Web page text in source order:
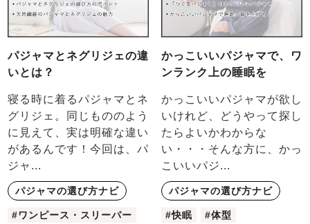
パジャマとネグリジェの違
いとは？
寝る時に着るパジャマとネ
グリジェ。同じもののよう
に見えて、実は明確な違い
があるんです！今回は、パ
ジャ...
パジャマの選び方ナビ
#ワンピース・スリーパー
かっこいいパジャマで、ワ
ンランク上の睡眠を
かっこいいパジャマが欲し
いけれど、どうやって探し
たらよいかわからな
い・・・そんな方に、かっ
こいいパジ...
パジャマの選び方ナビ
#快眠
#体型